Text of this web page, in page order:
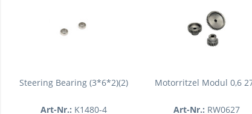
Steering Bearing (3*6*2)(2)
Art-Nr.: K1480-4
Motorritzel Modul 0,6
Art-Nr.: RW0627